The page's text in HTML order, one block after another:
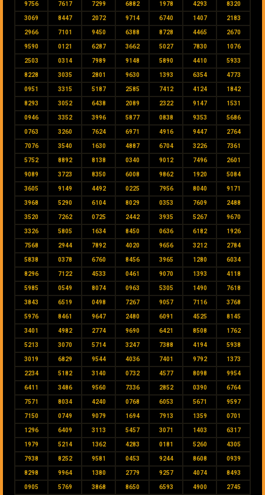
9756 7617 7299 6882 1978 4293 8320
3069 8447 2072 9714 6740 1407 2183
2966 7101 9450 6388 8728 4465 2670
9590 0121 6287 3662 5027 7830 1076
2503 0314 7989 9148 5890 4410 5933
8228 3035 2801 9630 1393 6354 4773
0951 3315 5187 2585 7412 4124 1842
8293 3052 6438 2089 2322 9147 1531
0946 3352 3996 5877 0838 9353 5686
0763 3260 7624 6971 4916 9447 2764
7076 3540 1630 4887 6704 3226 7361
5752 8892 8138 0340 9012 7496 2601
9089 3723 8350 6008 9862 1920 5084
3605 9149 4492 0225 7956 8040 9171
3968 5290 6104 8029 0353 7609 2488
3520 7262 0725 2442 3935 5267 9670
3326 5805 1634 8450 0636 6182 1926
7568 2944 7892 4020 9656 3212 2784
5838 0378 6760 8456 3965 1280 6034
8296 7122 4533 0461 9070 1393 4118
5985 0549 8074 0963 5305 1490 7618
3843 6519 0498 7267 9057 7116 3768
5976 8461 9647 2480 6091 4525 8145
3401 4982 2774 9690 6421 8508 1762
5213 3070 5714 3247 7388 4194 5938
3019 6829 9544 4036 7401 9792 1373
2234 5182 3140 0732 4577 8098 9954
6411 3486 9560 7336 2852 0390 6764
7571 8034 4240 0768 6053 5671 9597
7150 0749 9079 1694 7913 1359 0701
1296 6409 3113 5457 3071 1403 6317
1979 5214 1362 4283 0181 5260 4305
7938 8252 9581 0453 9244 8608 0939
8298 9964 1380 2779 9257 4074 8493
0905 5769 3868 8650 6593 4900 2745